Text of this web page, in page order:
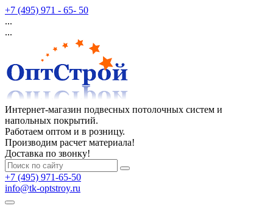
+7 (495) 971 - 65- 50
...
...
Интернет-магазин подвесных потолочных систем и
напольных покрытий.
Работаем оптом и в розницу.
Производим расчет материала!
Доставка по звонку!
+7 (495) 971-65-50
info@tk-optstroy.ru